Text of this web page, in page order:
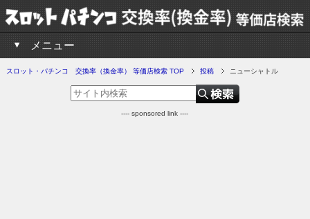
メニュー
スロット・パチンコ 交換率（換金率） 等価店検索 TOP 投稿 ニューシャトル
---- sponsored link ----